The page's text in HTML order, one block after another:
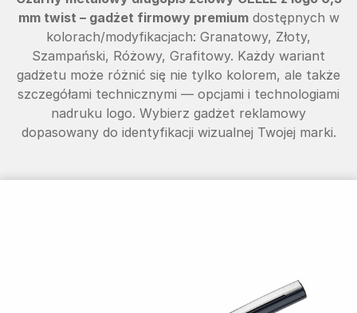
mm twist – gadżet firmowy premiumdostępnych w
kolorach/modyfikacjach: Granatowy, Złoty,
Szampański, Różowy, Grafitowy. Każdy wariant
gadżetu może różnić się nie tylko kolorem, ale także
szczegółami technicznymi — opcjami i technologiami
nadruku logo. Wybierz gadżet reklamowy
dopasowany do identyfikacji wizualnej Twojej marki.